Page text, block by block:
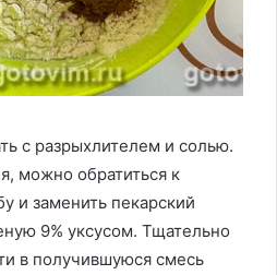
с разрыхлителем и солью.
можно обратиться к
и заменить пекарский
9% уксусом. Тщательно
в получившуюся смесь